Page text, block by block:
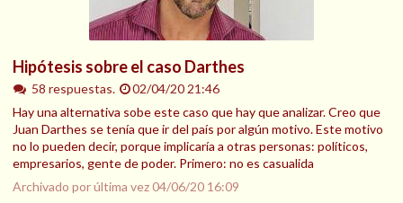
Hipótesis sobre el caso Darthes
58 respuestas.
02/04/20 21:46
Hay una alternativa sobe este caso que hay que analizar. Creo que
Juan Darthes se tenía que ir del país por algún motivo. Este motivo
no lo pueden decir, porque implicaría a otras personas: políticos,
empresarios, gente de poder. Primero: no es casualida
Archivado por última vez04/06/20 16:09